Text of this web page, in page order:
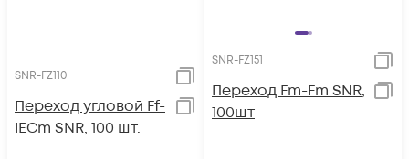
SNR-FZ110
Переход угловой Ff-
IECm SNR, 100 шт.
SNR-FZ151
Переход Fm-Fm SNR,
100шт